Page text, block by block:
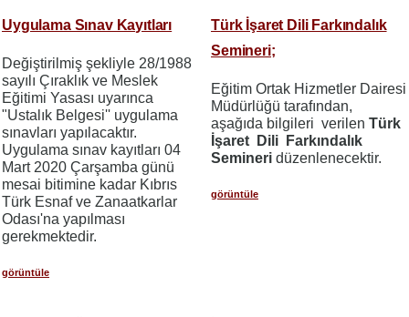
Uygulama Sınav Kayıtları
Değiştirilmiş şekliyle 28/1988
sayılı Çıraklık ve Meslek
Eğitimi Yasası uyarınca
"Ustalık Belgesi'' uygulama
sınavları yapılacaktır.
Uygulama sınav kayıtları 04
Mart 2020 Çarşamba günü
mesai bitimine kadar Kıbrıs
Türk Esnaf ve Zanaatkarlar
Odası'na yapılması
gerekmektedir.
görüntüle
Türk İşaret Dili Farkındalık
Semineri;
Eğitim Ortak Hizmetler Dairesi
Müdürlüğü tarafından,
aşağıda bilgileri verilen Türk
İşaret Dili Farkındalık
Semineri düzenlenecektir.
görüntüle